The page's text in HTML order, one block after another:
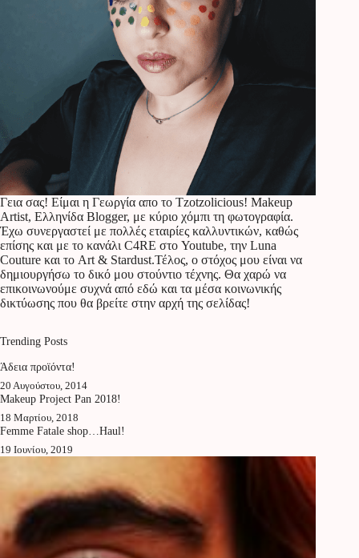
Γεια σας! Είμαι η Γεωργία απο το Tzotzolicious! Makeup
Artist, Ελληνίδα Blogger, με κύριο χόμπι τη φωτογραφία.
Έχω συνεργαστεί με πολλές εταιρίες καλλυντικών, καθώς
επίσης και με το κανάλι C4RE στο Youtube, την Luna
Couture και το Art & Stardust.Τέλος, ο στόχος μου είναι να
δημιουργήσω το δικό μου στούντιο τέχνης. Θα χαρώ να
επικοινωνούμε συχνά από εδώ και τα μέσα κοινωνικής
δικτύωσης που θα βρείτε στην αρχή της σελίδας!
Trending Posts
Άδεια προϊόντα!
20 Αυγούστου, 2014
Makeup Project Pan 2018!
18 Μαρτίου, 2018
Femme Fatale shop…Haul!
19 Ιουνίου, 2019